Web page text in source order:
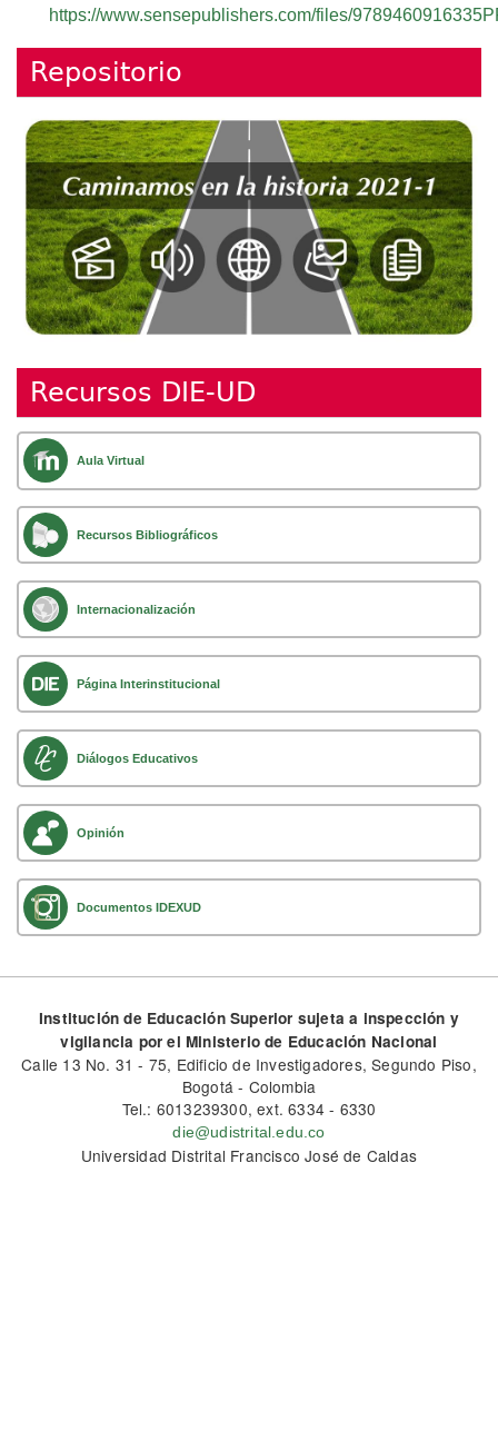
https://www.sensepublishers.com/files/
Repositorio
Recursos DIE-UD
Aula Virtual
Recursos Bibliográficos
Internacionalización
Página Interinstitucional
Diálogos Educativos
Opinión
Documentos IDEXUD
Institución de Educación Superior sujeta a inspección y
vigilancia por el Ministerio de Educación Nacional
Calle 13 No. 31 - 75, Edificio de Investigadores, Segundo Piso,
Bogotá - Colombia
Tel.: 6013239300, ext. 6334 - 6330
die@udistrital.edu.co
Universidad Distrital Francisco José de Caldas